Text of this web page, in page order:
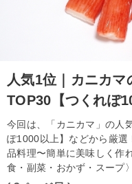
人気1位｜カニカ
TOP30【つくれぽ
今回は、「カニカマ」の人
ぽ1000以上】などから厳選
品料理〜簡単に美味しく作
食・副菜・おかず・スープ